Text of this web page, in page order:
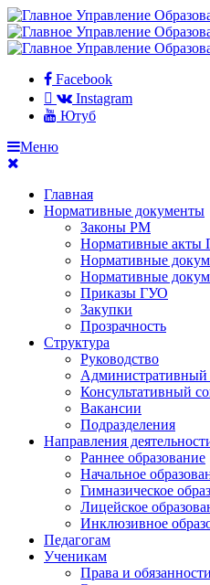
Facebook
Instagram
Ютуб
Меню
Главная
Нормативные документы
Законы РМ
Нормативные акты
Нормативные
Нормативные
Приказы ГУО
Закупки
Прозрачность
Структура
Руководство
Административный
Консультативный
Вакансии
Подразделения
Направления
Раннее образование
Начальное
Гимназическое
Лицейское
Инклюзивное
Педагогам
Ученикам
Права и обязанности